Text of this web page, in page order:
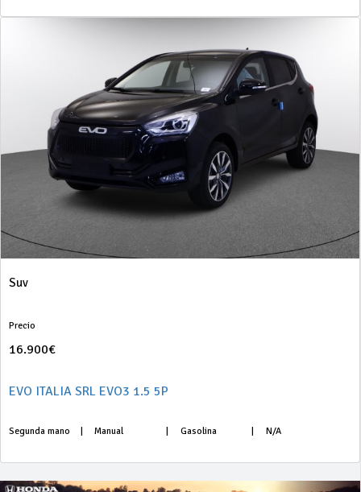
Suv
Precio
16.900€
EVO ITALIA SRL EVO3 1.5 5P
Segunda mano Manual Gasolina N/A